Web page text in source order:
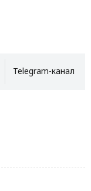
Telegram-канал